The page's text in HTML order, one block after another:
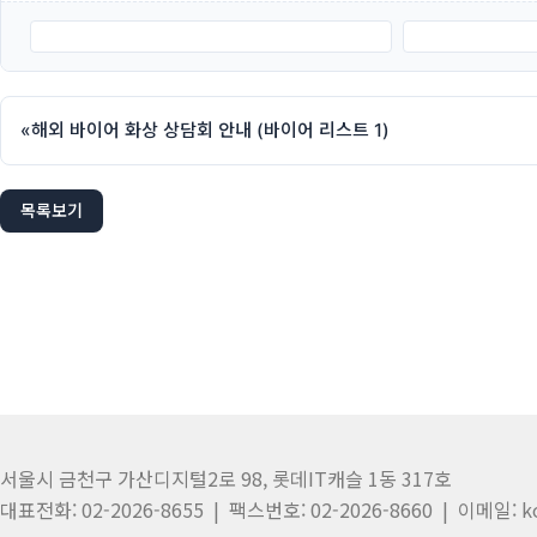
«해외 바이어 화상 상담회 안내 (바이어 리스트 1)
목록보기
서울시 금천구 가산디지털2로 98, 롯데IT캐슬 1동 317호
대표전화: 02-2026-8655 | 팩스번호: 02-2026-8660 | 이메일: